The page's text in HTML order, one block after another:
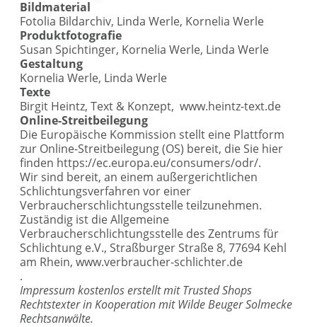
Bildmaterial
Fotolia Bildarchiv, Linda Werle, Kornelia Werle
Produktfotografie
Susan Spichtinger, Kornelia Werle, Linda Werle
Gestaltung
Kornelia Werle, Linda Werle
Texte
Birgit Heintz, Text & Konzept, www.heintz-text.de
Online-Streitbeilegung
Die Europäische Kommission stellt eine Plattform
zur Online-Streitbeilegung (OS) bereit, die Sie hier
finden https://ec.europa.eu/consumers/odr/.
Wir sind bereit, an einem außergerichtlichen
Schlichtungsverfahren vor einer
Verbraucherschlichtungsstelle teilzunehmen.
Zuständig ist die Allgemeine
Verbraucherschlichtungsstelle des Zentrums für
Schlichtung e.V., Straßburger Straße 8, 77694 Kehl
am Rhein, www.verbraucher-schlichter.de
.
Impressum kostenlos erstellt mitTrusted Shops
Rechtstexter in Kooperation mitWilde Beuger Solmecke
Rechtsanwälte.